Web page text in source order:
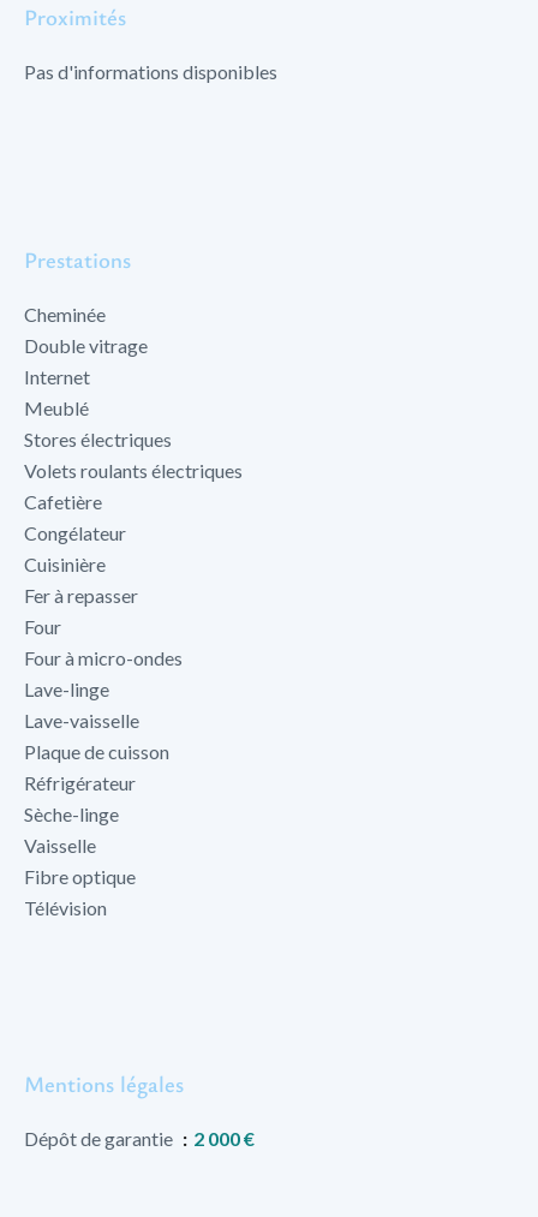
Proximités
Pas d'informations disponibles
Prestations
Cheminée
Double vitrage
Internet
Meublé
Stores électriques
Volets roulants électriques
Cafetière
Congélateur
Cuisinière
Fer à repasser
Four
Four à micro-ondes
Lave-linge
Lave-vaisselle
Plaque de cuisson
Réfrigérateur
Sèche-linge
Vaisselle
Fibre optique
Télévision
Mentions légales
Dépôt de garantie 2 000 €